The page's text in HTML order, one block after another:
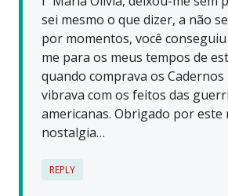
sei mesmo o que dizer, a não
por momentos, você
me para os meus tempos de
quando comprava os Cadernos
vibrava com os feitos das
americanas. Obrigado por este
nostalgia…
REPLY